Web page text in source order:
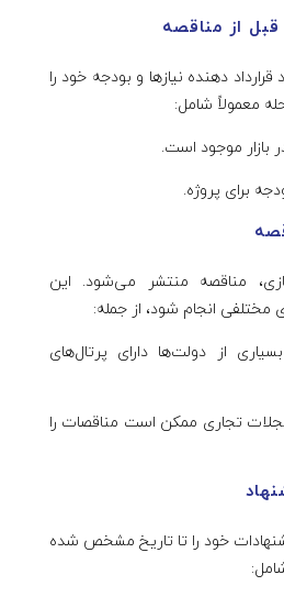
دهنده نیازها و بودجه خود را
معمولاً شامل:
بازار موجود است.
برای پروژه.
مناقصه منتشر می‌شود. این
مختلفی انجام شود، از جمله:
بسیاری از دولت‌ها دارای پرتال‌های
تجاری ممکن است مناقصات را
خود را تا تاریخ مشخص شده